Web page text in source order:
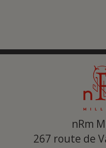
nRm
267 route de